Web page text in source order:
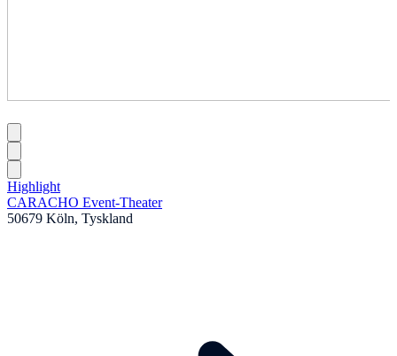
Highlight
CARACHO Event-Theater
50679 Köln, Tyskland